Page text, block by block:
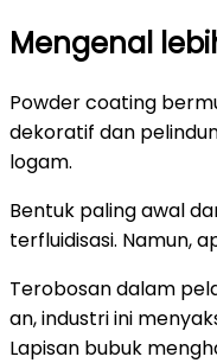
Mengenal
Powder coating
dekoratif dan
logam.
Bentuk paling awal
terfluidisasi. Namun,
Terobosan dalam
an, industri ini
Lapisan bubuk